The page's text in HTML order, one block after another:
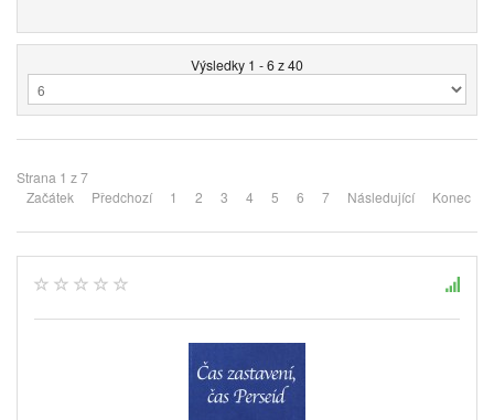
Výsledky 1 - 6 z 40
Strana 1 z 7
Začátek
Předchozí 1 2 3 4 5 6 7 Následující Konec